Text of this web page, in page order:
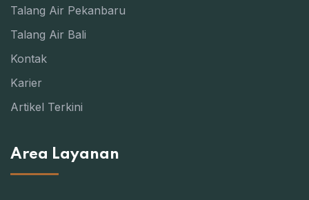
Talang Air Pekanbaru
Talang Air Bali
Kontak
Karier
Artikel Terkini
Area Layanan